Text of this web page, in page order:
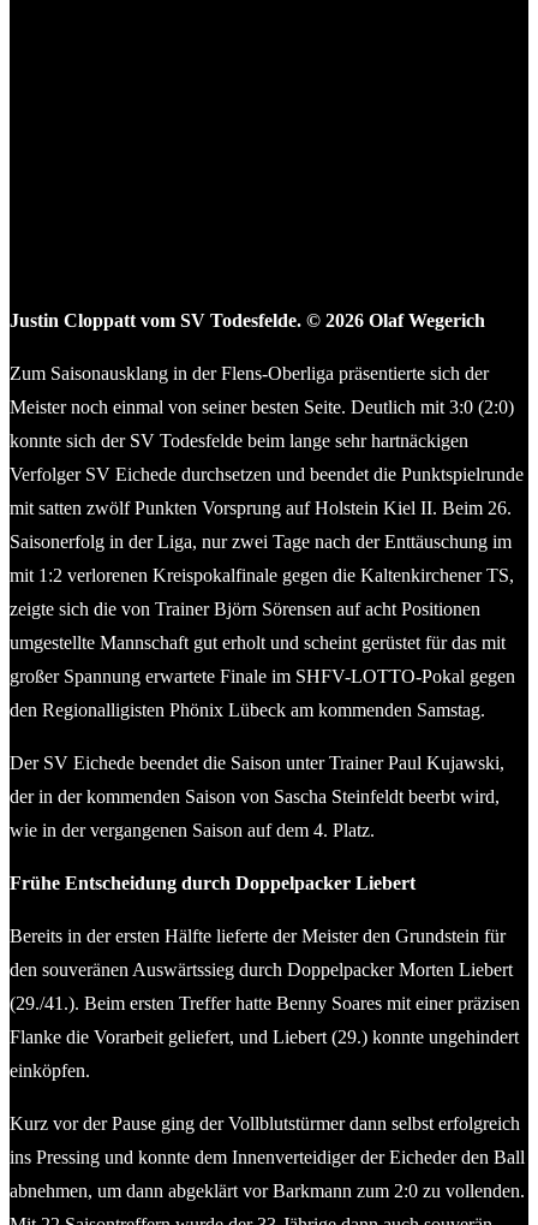
Justin Cloppatt vom SV Todesfelde. © 2026 Olaf Wegerich
Zum Saisonausklang in der Flens-Oberliga präsentierte sich der
Meister noch einmal von seiner besten Seite. Deutlich mit 3:0 (2:0)
konnte sich der SV Todesfelde beim lange sehr hartnäckigen
Verfolger SV Eichede durchsetzen und beendet die Punktspielrunde
mit satten zwölf Punkten Vorsprung auf Holstein Kiel II. Beim 26.
Saisonerfolg in der Liga, nur zwei Tage nach der Enttäuschung im
mit 1:2 verlorenen Kreispokalfinale gegen die Kaltenkirchener TS,
zeigte sich die von Trainer Björn Sörensen auf acht Positionen
umgestellte Mannschaft gut erholt und scheint gerüstet für das mit
großer Spannung erwartete Finale im SHFV-LOTTO-Pokal gegen
den Regionalligisten Phönix Lübeck am kommenden Samstag.
Der SV Eichede beendet die Saison unter Trainer Paul Kujawski,
der in der kommenden Saison von Sascha Steinfeldt beerbt wird,
wie in der vergangenen Saison auf dem 4. Platz.
Frühe Entscheidung durch Doppelpacker Liebert
Bereits in der ersten Hälfte lieferte der Meister den Grundstein für
den souveränen Auswärtssieg durch Doppelpacker Morten Liebert
(29./41.). Beim ersten Treffer hatte Benny Soares mit einer präzisen
Flanke die Vorarbeit geliefert, und Liebert (29.) konnte ungehindert
einköpfen.
Kurz vor der Pause ging der Vollblutstürmer dann selbst erfolgreich
ins Pressing und konnte dem Innenverteidiger der Eicheder den Ball
abnehmen, um dann abgeklärt vor Barkmann zum 2:0 zu vollenden.